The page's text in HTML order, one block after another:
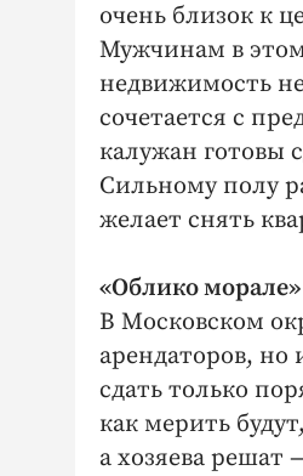
очень близок к
Мужчинам в этом
недвижимость
сочетается с
калужан готовы
Сильному полу
желает снять
«Облико морале»
В Московском
арендаторов, но
сдать только
как мерить
а хозяева решат